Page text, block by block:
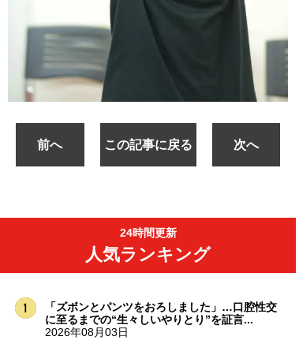
前へ この記事に戻る 次へ
24時間更新
人気ランキング
「ズボンとパンツをおろしました」…口腔性交
に至るまでの“生々しいやりとり”を証言...
2026年08月03日